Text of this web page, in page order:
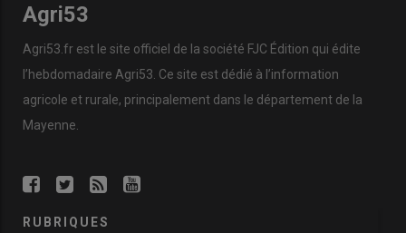
Agri53
Agri53.fr est le site officiel de la société FJC Édition qui édite
l’hebdomadaire Agri53. Ce site est dédié à l’information
agricole et rurale, principalement dans le département de la
Mayenne.
RUBRIQUES